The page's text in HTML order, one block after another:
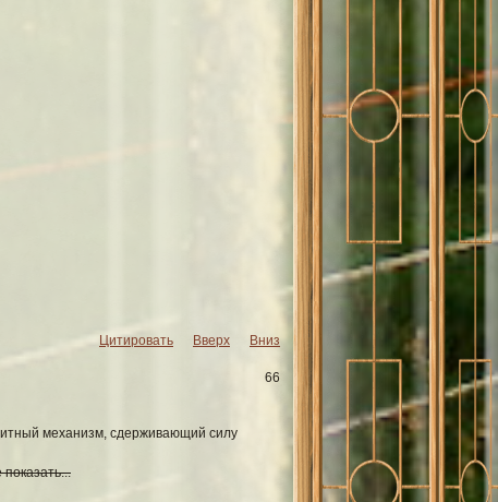
Цитировать Вверх Вниз
66
механизм, сдерживающий силу